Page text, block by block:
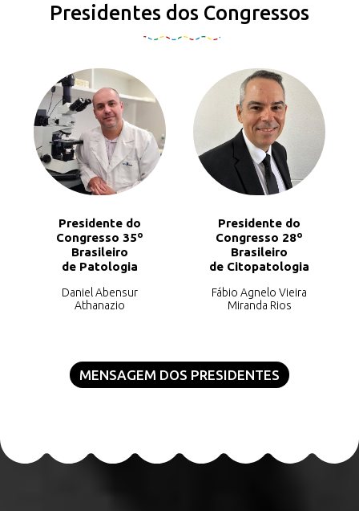
Presidentes dos Congressos
Presidente do
Congresso 35º
Brasileiro
de Patologia
Daniel Abensur
Athanazio
Presidente do
Congresso 28º
Brasileiro
de Citopatologia
Fábio Agnelo Vieira
Miranda Rios
MENSAGEM DOS PRESIDENTES